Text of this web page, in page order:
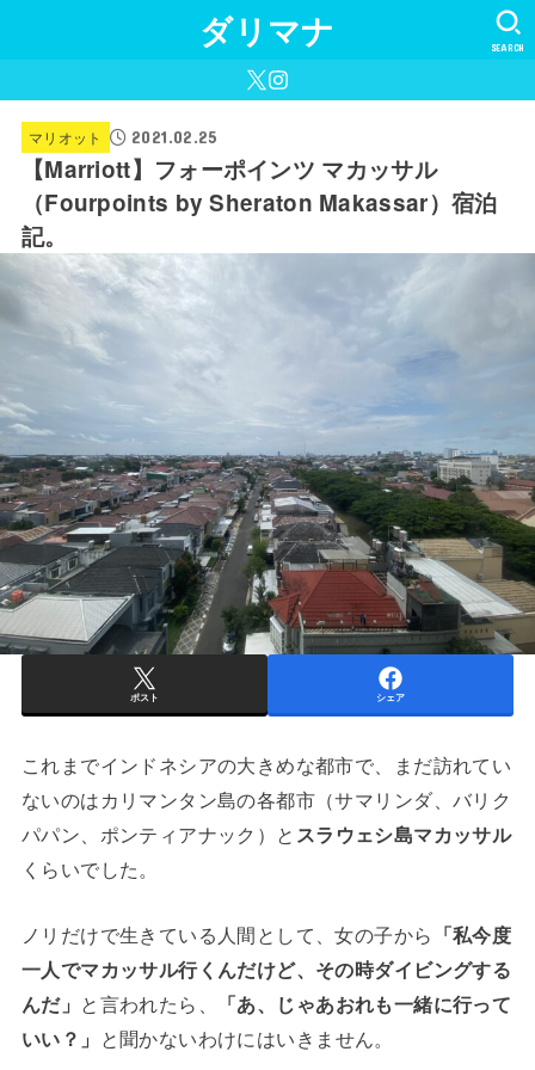
ダリマナ SEARCH
マリオット 2021.02.25
【Marriott】フォーポインツ マカッサル
（Fourpoints by Sheraton Makassar）宿泊
記。
ポスト シェア
これまでインドネシアの大きめな都市で、まだ訪れてい
ないのはカリマンタン島の各都市（サマリンダ、バリク
パパン、ポンティアナック）と スラウェシ島マカッサル
くらいでした。
ノリだけで生きている人間として、女の子から 「私今度
一人でマカッサル行くんだけど、その時ダイビングする
んだ」 と言われたら、
「あ、じゃあおれも一緒に行って
いい？」 と聞かないわけにはいきません。